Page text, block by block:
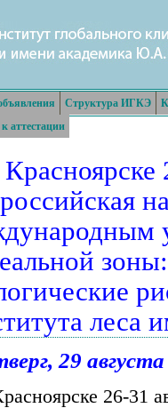
Структура ИГКЭ
аттестации
леса
29 августа
26-31